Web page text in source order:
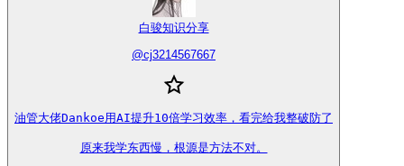
白骏知识分享
@cj3214567667
油管大佬Dankoe用AI提升10倍学习效率，看完给我整破防了
原来我学东西慢，根源是方法不对。